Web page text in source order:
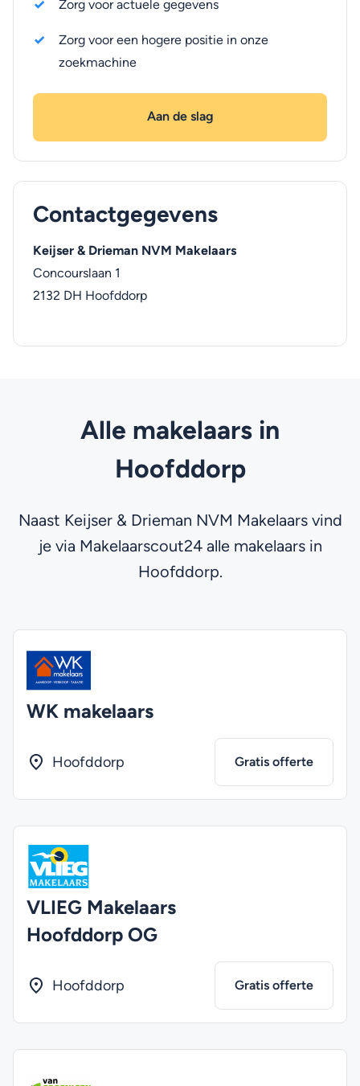
Zorg voor actuele gegevens
Zorg voor een hogere positie in onze
zoekmachine
Aan de slag
Contactgegevens
Keijser & Drieman NVM Makelaars
Concourslaan 1
2132 DH Hoofddorp
Alle makelaars in
Hoofddorp
Naast Keijser & Drieman NVM Makelaars vind
je via Makelaarscout24 alle makelaars in
Hoofddorp.
WK makelaars
Hoofddorp Gratis offerte
VLIEG Makelaars
Hoofddorp OG
Hoofddorp Gratis offerte